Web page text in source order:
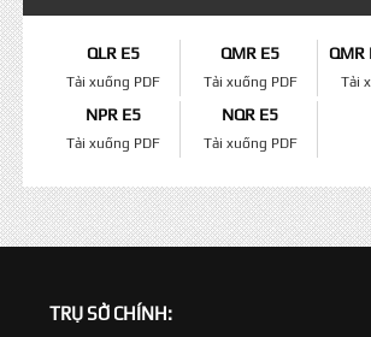
QLR E5
Tải xuống PDF
QMR E5
Tải xuống PDF
QMR
Tải
NPR E5
Tải xuống PDF
NQR E5
Tải xuống PDF
TRỤ SỞ CHÍNH: